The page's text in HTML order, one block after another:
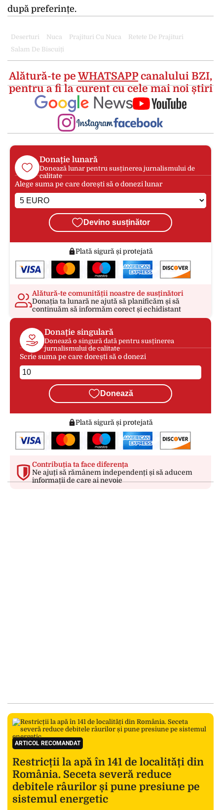
după preferințe.
Deserturi Nuca Prajituri Cu Nuca
Retete De Prajituri
Salam De Biscuiți
Alătură-te peWHATSAPPcanalului BZI,
pentru a fi la curent cu cele mai noi știri
Donație lunară
Donează lunar pentru susținerea jurnalismului de
calitate
Alege suma pe care dorești să o donezi lunar
Devino susținător
Plată sigură și protejată
Alătură-te comunității noastre de susținători
Donația ta lunară ne ajută să planificăm și să
continuăm să informăm corect și echidistant
Donație singulară
Donează o singură dată pentru susținerea
jurnalismului de calitate
Scrie suma pe care dorești să o donezi
Donează
Plată sigură și protejată
Contribuția ta face diferența
Ne ajuți să rămânem independenți și să aducem
informații de care ai nevoie
ARTICOL RECOMANDAT
Restricții la apă în 141 de localități din
România. Seceta severă reduce
debitele râurilor și pune presiune pe
sistemul energetic